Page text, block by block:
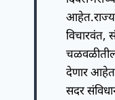
विचारवंत,
चळवळीतील
देणार
सदर